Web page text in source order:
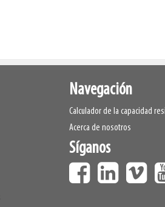
Navegación
Calculador de la capacidad
Acerca de nosotros
Síganos